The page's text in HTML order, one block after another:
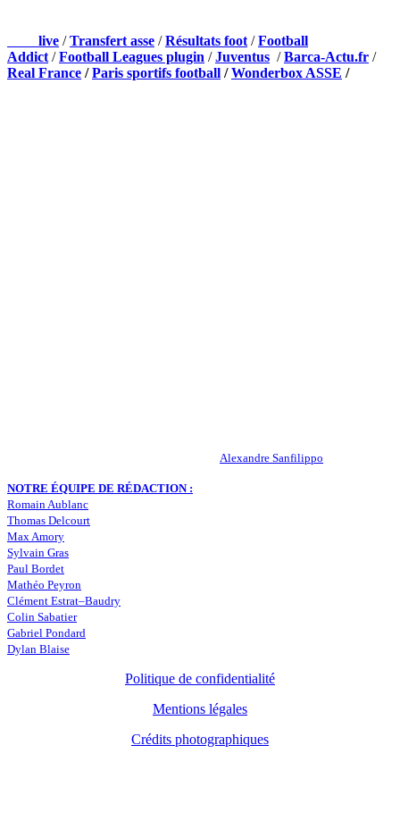
live /Transfert asse /Résultats foot /Football
Addict /Football Leagues plugin /Juventus /Barca-Actu.fr /
Real France /Paris sportifs football /Wonderbox ASSE /
Alexandre Sanfilippo
NOTRE ÉQUIPE DE RÉDACTION :
Romain Aublanc
Thomas Delcourt
Max Amory
Sylvain Gras
Paul Bordet
Mathéo Peyron
Clément Estrat–Baudry
Colin Sabatier
Gabriel Pondard
Dylan Blaise
Politique de confidentialité
Mentions légales
Crédits photographiques